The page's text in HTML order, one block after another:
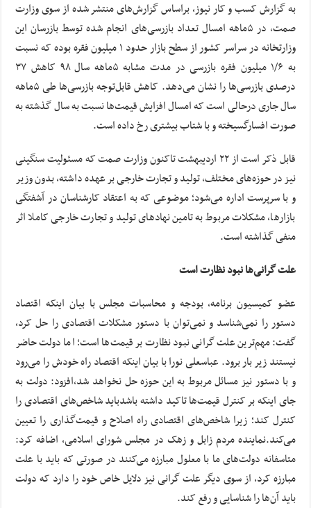
به گزارش کسب و کار نیوز، براساس گزارش‌های منتشر شده از سوی وزارت
صمت، در ۵ماهه امسال تعداد بازرسی‌های انجام شده توسط بازرسان این
وزارتخانه در سراسر کشور از سطح بازار حدود ۱ میلیون فقره بوده که نسبت
به ۱/۶ میلیون فقره بازرسی در مدت مشابه ۵ماهه سال ۹۸ کاهش ۳۷
درصدی بازرسی‌ها را نشان می‌دهد. کاهش قابل‌توجه بازرسی‌ها طی ۵ماهه
سال جاری درحالی است که امسال افزایش قیمت‌ها نسبت به سال گذشته به
صورت افسارگسیخته و با شتاب بیشتری رخ داده است.
قابل ذکر است از ۲۲ اردیبهشت تاکنون وزارت صمت که مسئولیت سنگینی
نیز در حوزه‌های مختلف، تولید و تجارت خارجی بر عهده داشته، بدون وزیر
و با سرپرست اداره می‌شود؛ موضوعی که به اعتقاد کارشناسان در آشفتگی
بازارها، مشکلات مربوط به تامین نهادهای تولید و تجارت خارجی کاملا اثر
منفی گذاشته است.
علت گرانی‌ها نبود نظارت است
عضو کمیسیون برنامه، بودجه و محاسبات مجلس با بیان اینکه اقتصاد
دستور را نمی‌شناسد و نمی‌توان با دستور مشکلات اقتصادی را حل کرد،
گفت: مهم‌ترین علت گرانی نبود نظارت بر قیمت‌ها است؛ اما دولت‌ حاضر
نیستند زیر بار برود. عباسعلی نورا با بیان اینکه اقتصاد راه خودش را می‌رود
و با دستور نیز مسائل مربوط به این حوزه حل نخواهد شد،افزود: دولت به
جای اینکه بر کنترل قیمت‌ها تاکید داشته باشدباید شاخص‌های اقتصادی را
کنترل کند؛ زیرا شاخص‌های اقتصادی راه اصلاح و قیمت‌گذاری را تعیین
می‌کند.نماینده مردم زابل و زهک در مجلس شورای اسلامی، اضافه کرد:
متاسفانه دولت‌های ما با معلول مبارزه می‌کنند در صورتی که باید با علت
مبارزه کرد، از سوی دیگر علت گرانی نیز دلایل خاص خود را دارد که دولت
باید آن‌ها را شناسایی و رفع کند.